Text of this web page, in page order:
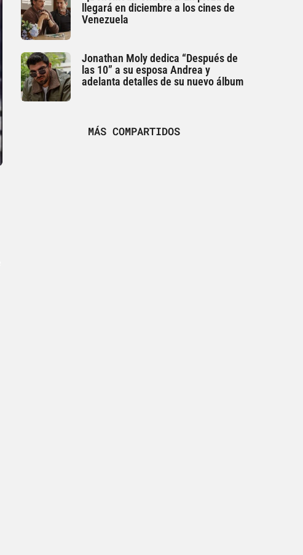
llegará en diciembre a los cines de
Venezuela
Jonathan Moly dedica “Después de
las 10” a su esposa Andrea y
adelanta detalles de su nuevo álbum
MÁS COMPARTIDOS